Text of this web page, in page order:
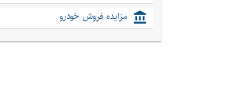
مزایده فروش خودرو